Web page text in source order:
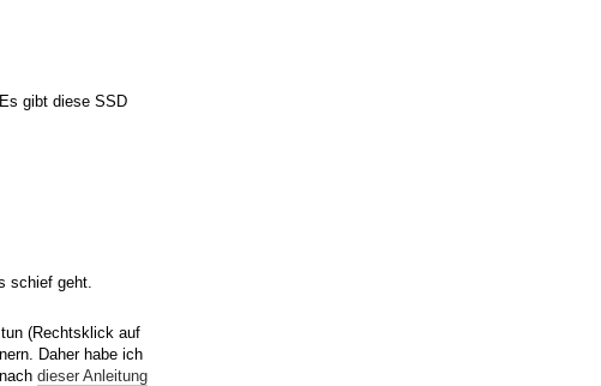
gibt diese SSD
schief geht.
(Rechtsklick auf
Daher habe ich
dieser Anleitung